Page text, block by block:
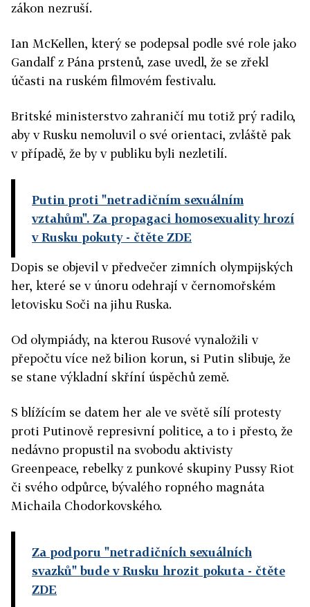
zákon nezruší.
Ian McKellen, který se podepsal podle své role jako
Gandalf z Pána prstenů, zase uvedl, že se zřekl
účasti na ruském filmovém festivalu.
Britské ministerstvo zahraničí mu totiž prý radilo,
aby v Rusku nemoluvil o své orientaci, zvláště pak
v případě, že by v publiku byli nezletilí.
Putin proti "netradičním sexuálním
vztahům". Za propagaci homosexuality hrozí
v Rusku pokuty- čtěte ZDE
Dopis se objevil v předvečer zimních olympijských
her, které se v únoru odehrají v černomořském
letovisku Soči na jihu Ruska.
Od olympiády, na kterou Rusové vynaložili v
přepočtu více než bilion korun, si Putin slibuje, že
se stane výkladní skříní úspěchů země.
S blížícím se datem her ale ve světě sílí protesty
proti Putinově represivní politice, a to i přesto, že
nedávno propustil na svobodu aktivisty
Greenpeace, rebelky z punkové skupiny Pussy Riot
či svého odpůrce, bývalého ropného magnáta
Michaila Chodorkovského.
Za podporu "netradičních sexuálních
svazků" bude v Rusku hrozit pokuta - čtěte
ZDE